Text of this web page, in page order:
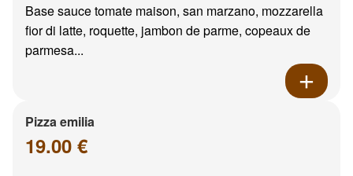
Base sauce tomate maison, san marzano, mozzarella
fior di latte, roquette, jambon de parme, copeaux de
parmesa...
Pizza emilia
19.00 €